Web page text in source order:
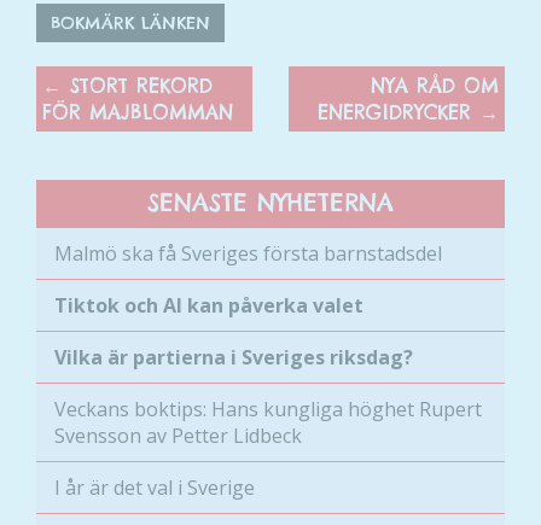
BOKMÄRK LÄNKEN
← STORT REKORD
FÖR MAJBLOMMAN
NYA RÅD OM
ENERGIDRYCKER →
SENASTE NYHETERNA
Malmö ska få Sveriges första barnstadsdel
Tiktok och AI kan påverka valet
Vilka är partierna i Sveriges riksdag?
Veckans boktips: Hans kungliga höghet Rupert
Svensson av Petter Lidbeck
I år är det val i Sverige